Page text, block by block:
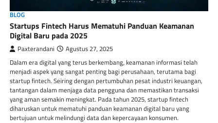
BLOG
Startups Fintech Harus Mematuhi Panduan Keamanan
Digital Baru pada 2025
Paxterandani Agustus 27, 2025
Dalam era digital yang terus berkembang, keamanan informasi telah
menjadi aspek yang sangat penting bagi perusahaan, terutama bagi
startup fintech. Seiring dengan pertumbuhan pesat industri keuangan,
tantangan dalam menjaga data pengguna dan memastikan transaksi
yang aman semakin meningkat. Pada tahun 2025, startup fintech
diharuskan untuk mematuhi panduan keamanan digital baru yang
bertujuan untuk melindungi data dan kepercayaan konsumen.